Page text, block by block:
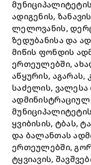
ადიგენის,
ლელოვანის,
ზედუბანისა და
მიწის ფონდის
ერთეულებში,
აწყურის,
საძელის,
ყვიბისის, ტბას,
და ბალანთას
ერთეულებში,
ტყვიავის,